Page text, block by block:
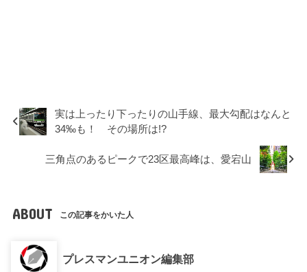
実は上ったり下ったりの山手線、最大勾配はなんと
34‰も！ その場所は!?
三角点のあるピークで23区最高峰は、愛宕山
ABOUT この記事をかいた人
プレスマンユニオン編集部